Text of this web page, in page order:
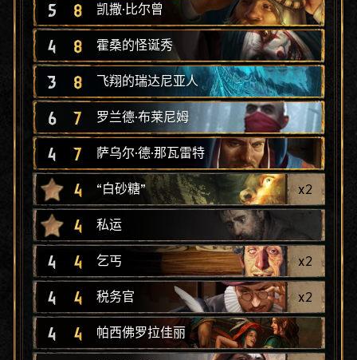
5 8 凯撒·比尔曾
4 8 霍桑的怪诞秀
3 8 飞翔的瑞达尼亚人
6 7 罗兰德·布莱尼姆
4 7 萨乌尔·德·那瓦雷特
4 “白砂糖” x2
4 私运
4 4 乞丐 x2
4 4 税务官 x2
4 4 帕西佛罗拉佳丽